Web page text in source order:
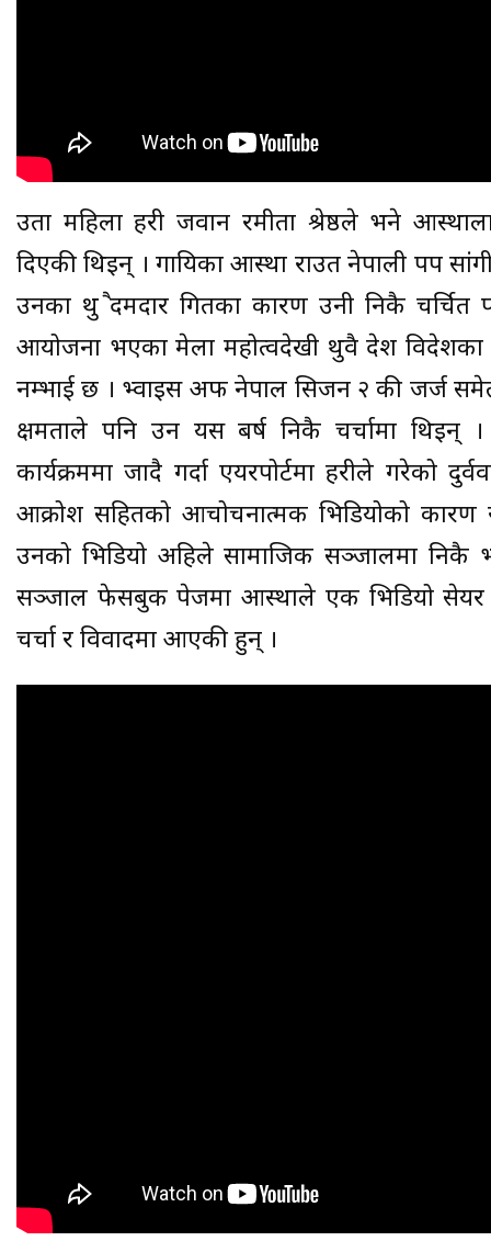
उता महिला प्रहरी जवान रमीता श्रेष्ठले भने
दिएकी थिइन् । गायिका आस्था राउत नेपाली पप
उनका थुप्रै दमदार गितका कारण उनी निकै
आयोजना भएका मेला महोत्वदेखी थुवै देश विदेशका
नम्भाई छ । भ्वाइस अफ नेपाल सिजन २ की जर्ज समेत
क्षमताले पनि उन यस बर्ष निकै चर्चामा थिइन्
कार्यक्रममा जादै गर्दा एयरपोर्टमा प्रहरीले गरेको
आक्रोश सहितको आचोचनात्मक भिडियोको कारण
उनको भिडियो अहिले सामाजिक सञ्जालमा निकै
सञ्जाल फेसबुक पेजमा आस्थाले एक भिडियो सेयर
चर्चा र विवादमा आएकी हुन् ।